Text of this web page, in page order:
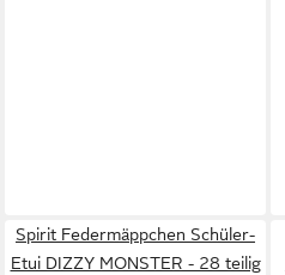
Spirit Federmäppchen Schüler-
Etui DIZZY MONSTER - 28 teilig